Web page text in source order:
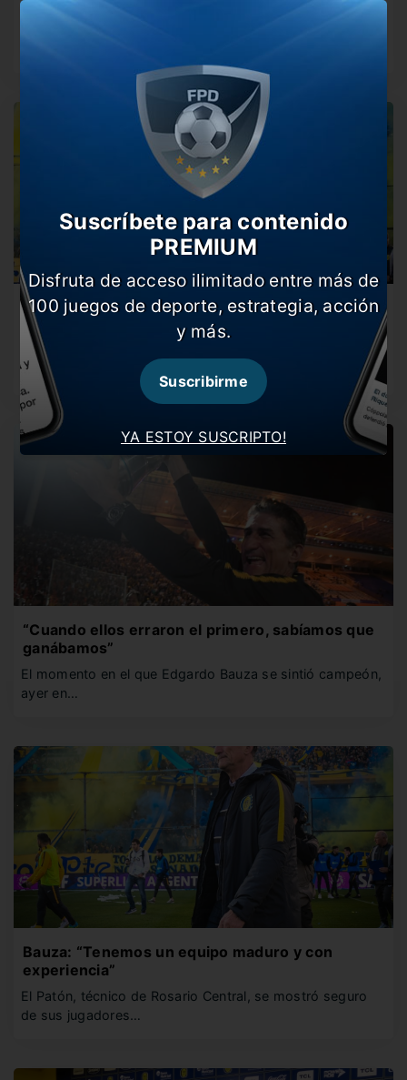
Bauza, en el ocaso de su carrera
Lo dijo el propio entrenador: una vez que deje Central
dejará de…
“Cuando ellos erraron el primero, sabíamos que
ganábamos”
El momento en el que Edgardo Bauza se sintió campeón,
ayer en…
Bauza: “Tenemos un equipo maduro y con
experiencia”
El Patón, técnico de Rosario Central, se mostró seguro
de sus jugadores…
YA ESTOY SUSCRIPTO!
Suscríbete para contenido
PREMIUM
Disfruta de acceso ilimitado entre más de
100 juegos de deporte, estrategia, acción
y más.
Suscribirme